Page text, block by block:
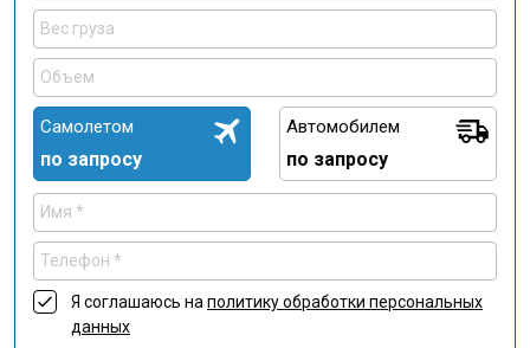
Самолетом
по запросу
Автомобилем
по запросу
Я соглашаюсь наполитику обработки персональных
данных